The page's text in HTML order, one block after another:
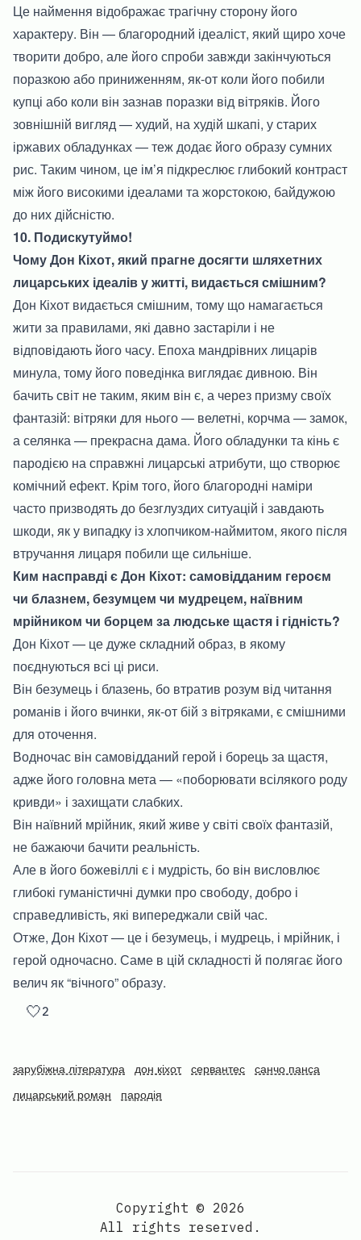
Це наймення відображає трагічну сторону його
характеру. Він — благородний ідеаліст, який щиро хоче
творити добро, але його спроби завжди закінчуються
поразкою або приниженням, як-от коли його побили
купці або коли він зазнав поразки від вітряків. Його
зовнішній вигляд — худий, на худій шкапі, у старих
іржавих обладунках — теж додає його образу сумних
рис. Таким чином, це ім’я підкреслює глибокий контраст
між його високими ідеалами та жорстокою, байдужою
до них дійсністю.
10. Подискутуймо!
Чому Дон Кіхот, який прагне досягти шляхетних
лицарських ідеалів у житті, видається смішним?
Дон Кіхот видається смішним, тому що намагається
жити за правилами, які давно застаріли і не
відповідають його часу. Епоха мандрівних лицарів
минула, тому його поведінка виглядає дивною. Він
бачить світ не таким, яким він є, а через призму своїх
фантазій: вітряки для нього — велетні, корчма — замок,
а селянка — прекрасна дама. Його обладунки та кінь є
пародією на справжні лицарські атрибути, що створює
комічний ефект. Крім того, його благородні наміри
часто призводять до безглуздих ситуацій і завдають
шкоди, як у випадку із хлопчиком-наймитом, якого після
втручання лицаря побили ще сильніше.
Ким насправді є Дон Кіхот: самовідданим героєм
чи блазнем, безумцем чи мудрецем, наївним
мрійником чи борцем за людське щастя і гідність?
Дон Кіхот — це дуже складний образ, в якому
поєднуються всі ці риси.
Він безумець і блазень, бо втратив розум від читання
романів і його вчинки, як-от бій з вітряками, є смішними
для оточення.
Водночас він самовідданий герой і борець за щастя,
адже його головна мета — «поборювати всілякого роду
кривди» і захищати слабких.
Він наївний мрійник, який живе у світі своїх фантазій,
не бажаючи бачити реальність.
Але в його божевіллі є і мудрість, бо він висловлює
глибокі гуманістичні думки про свободу, добро і
справедливість, які випереджали свій час.
Отже, Дон Кіхот — це і безумець, і мудрець, і мрійник, і
герой одночасно. Саме в цій складності й полягає його
велич як “вічного” образу.
🤍2
зарубіжна література дон кіхот сервантес санчо панса
лицарський роман
пародія
Copyright © 2026
All rights reserved.